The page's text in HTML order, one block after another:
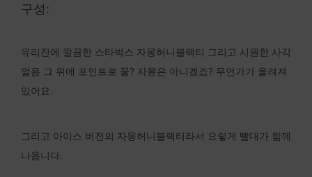
구성:
유리잔에 깔끔한 스타벅스 자몽허니블랙티 그리고 시원한 사각
얼음 그 위에 포인트로 꿀? 자몽은 아니겠죠? 무언가가 올려져
있어요.
그리고 아이스 버전의 자몽허니블랙티라서 요렇게 빨대가 함께
나옵니다.